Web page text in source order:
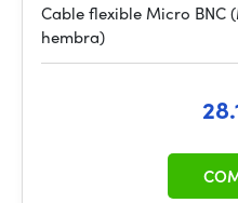
Cable flexible Micro BNC
hembra)